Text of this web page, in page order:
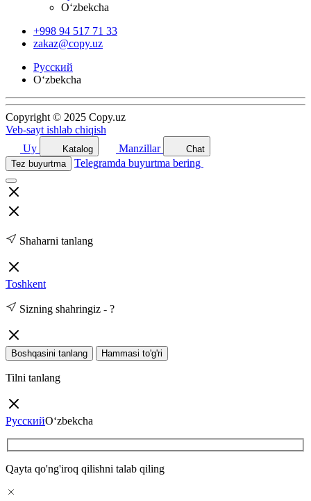
O‘zbekcha
+998 94 517 71 33
zakaz@copy.uz
Русский
O‘zbekcha
Copyright © 2025 Copy.uz
Veb-sayt ishlab chiqish
Uy
Katalog Manzillar
Chat
Tez buyurtma
Telegramda buyurtma bering
Shaharni tanlang
Toshkent
Sizning shahringiz - ?
Boshqasini tanlang Hammasi to'g'ri
Tilni tanlang
РусскийO‘zbekcha
Qayta qo'ng'iroq qilishni talab qiling